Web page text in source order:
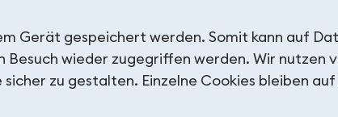
Gerät gespeichert werden. Somit kann auf
wieder zugegriffen werden. Wir nutzen
zu gestalten. Einzelne Cookies bleiben